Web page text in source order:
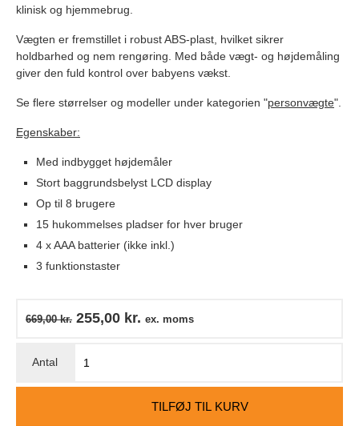
klinisk og hjemmebrug.
Vægten er fremstillet i robust ABS-plast, hvilket sikrer
holdbarhed og nem rengøring. Med både vægt- og højdemåling
giver den fuld kontrol over babyens vækst.
Se flere størrelser og modeller under kategorien "personvægte".
Egenskaber:
Med indbygget højdemåler
Stort baggrundsbelyst LCD display
Op til 8 brugere
15 hukommelses pladser for hver bruger
4 x AAA batterier (ikke inkl.)
3 funktionstaster
669,00kr. 255,00 kr. ex. moms
TILFØJ TIL KURV